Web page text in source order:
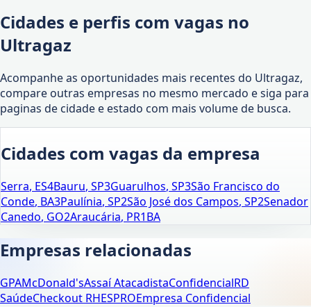
Cidades e perfis com vagas no
Ultragaz
Acompanhe as oportunidades mais recentes do Ultragaz,
compare outras empresas no mesmo mercado e siga para
paginas de cidade e estado com mais volume de busca.
Cidades com vagas da empresa
Serra, ES4Bauru, SP3Guarulhos, SP3São Francisco do
Conde, BA3Paulínia, SP2São José dos Campos, SP2Senador
Canedo, GO2Araucária, PR1BA
Empresas relacionadas
GPAMcDonald'sAssaí AtacadistaConfidencialRD
SaúdeCheckout RHESPROEmpresa Confidencial